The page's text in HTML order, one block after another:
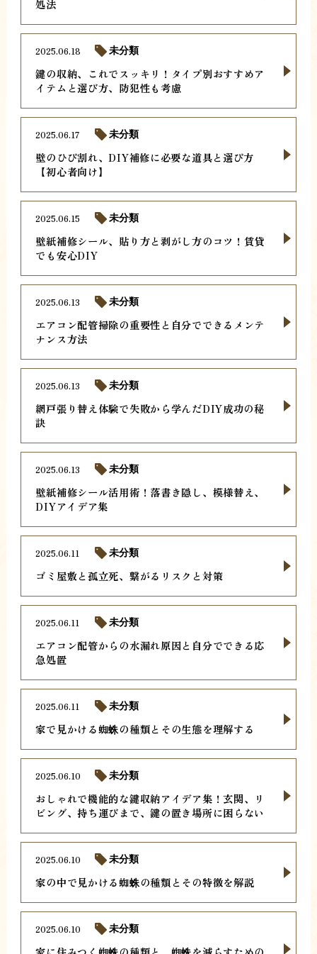
処法
鍵の収納、これでスッキリ！タイプ別おすすめア
イテムと選び方、防犯性も考慮
2025.06.18 未分類
壁のひび割れ、DIY補修に必要な道具と選び方
【初心者向け】
2025.06.17 未分類
壁紙補修シール、貼り方と剥がし方のコツ！賃貸
でも安心DIY
2025.06.15 未分類
エアコン配管掃除の重要性と自分でできるメンテ
ナンス方法
2025.06.13 未分類
網戸張り替え体験で失敗から学んだDIY成功の秘
訣
2025.06.13 未分類
壁紙補修シール活用術！落書き隠し、模様替え、
DIYアイデア集
2025.06.13 未分類
ゴミ屋敷と孤立死、繋がるリスクと対策
2025.06.11 未分類
エアコン配管からの水漏れ原因と自分でできる応
急処置
2025.06.11 未分類
家で見かける蜘蛛の種類とその生態を理解する
2025.06.11 未分類
おしゃれで機能的な鍵収納アイデア集！玄関、リ
ビング、持ち運びまで、鍵の置き場所に困らない
2025.06.10 未分類
家の中で見かける蜘蛛の種類とその特徴を解説
2025.06.10 未分類
2025.06.10 未分類